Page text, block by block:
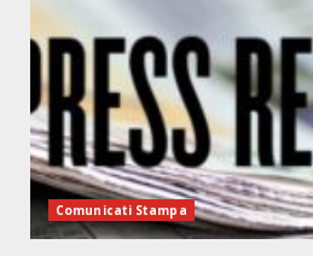
Comunicati Stampa